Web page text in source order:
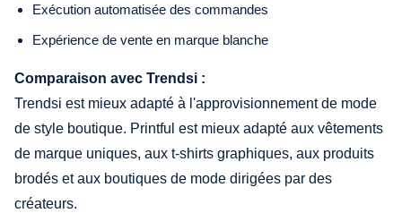
Exécution automatisée des commandes
Expérience de vente en marque blanche
Comparaison avec Trendsi :
Trendsi est mieux adapté à l'approvisionnement de mode
de style boutique. Printful est mieux adapté aux vêtements
de marque uniques, aux t-shirts graphiques, aux produits
brodés et aux boutiques de mode dirigées par des
créateurs.